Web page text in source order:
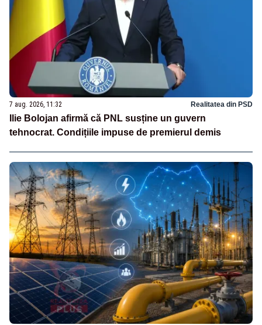
7 aug. 2026, 11:32 Realitatea din PSD
Ilie Bolojan afirmă că PNL susține un guvern
tehnocrat. Condițiile impuse de premierul demis